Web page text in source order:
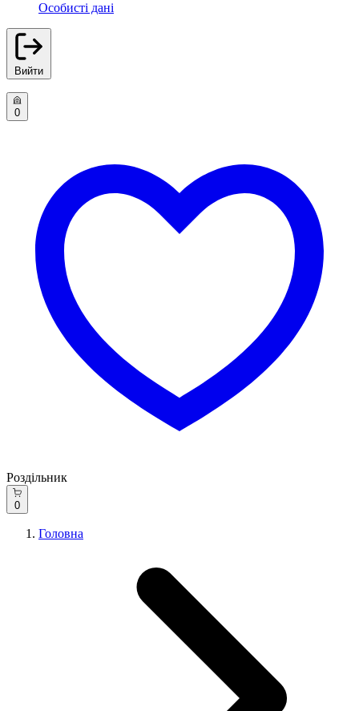
Особисті дані
Вийти
0
Роздільник
0
Головна